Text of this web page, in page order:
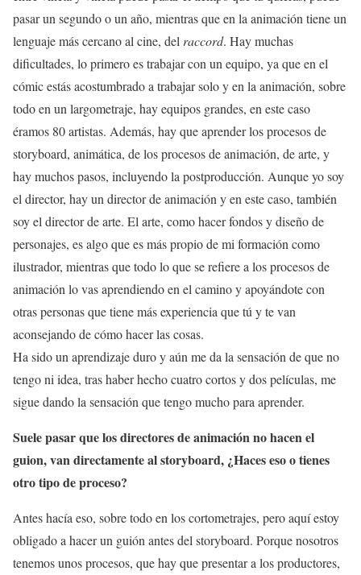
pasar un segundo o un año, mientras que en la animación tiene un
lenguaje más cercano al cine, del raccord. Hay muchas
dificultades, lo primero es trabajar con un equipo, ya que en el
cómic estás acostumbrado a trabajar solo y en la animación, sobre
todo en un largometraje, hay equipos grandes, en este caso
éramos 80 artistas. Además, hay que aprender los procesos de
storyboard, animática, de los procesos de animación, de arte, y
hay muchos pasos, incluyendo la postproducción. Aunque yo soy
el director, hay un director de animación y en este caso, también
soy el director de arte. El arte, como hacer fondos y diseño de
personajes, es algo que es más propio de mi formación como
ilustrador, mientras que todo lo que se refiere a los procesos de
animación lo vas aprendiendo en el camino y apoyándote con
otras personas que tiene más experiencia que tú y te van
aconsejando de cómo hacer las cosas.
Ha sido un aprendizaje duro y aún me da la sensación de que no
tengo ni idea, tras haber hecho cuatro cortos y dos películas, me
sigue dando la sensación que tengo mucho para aprender.
Suele pasar que los directores de animación no hacen el
guion, van directamente al storyboard, ¿Haces eso o tienes
otro tipo de proceso?
Antes hacía eso, sobre todo en los cortometrajes, pero aquí estoy
obligado a hacer un guión antes del storyboard. Porque nosotros
tenemos unos procesos, que hay que presentar a los productores,